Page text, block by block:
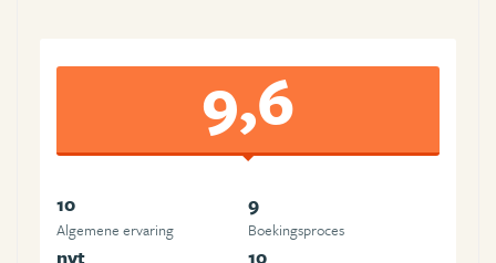
9,6
10
Algemene ervaring
9
Boekingsproces
nvt 10